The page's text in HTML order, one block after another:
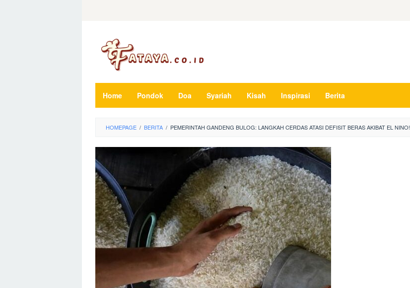
Home Pondok Doa Syariah Kisah Inspirasi Berita
HOMEPAGE / BERITA / PEMERINTAH GANDENG BULOG: LANGKAH CERDAS ATASI DEFISIT BERAS AKIBAT EL NINO!